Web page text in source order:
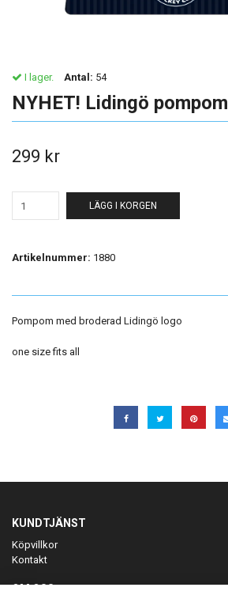
I lager. Antal: 54
NYHET! Lidingö pompom
299 kr
LÄGG I KORGEN
Artikelnummer: 1880
Pompom med broderad Lidingö logo
one size fits all
KUNDTJÄNST
Köpvillkor
Kontakt
OM OSS